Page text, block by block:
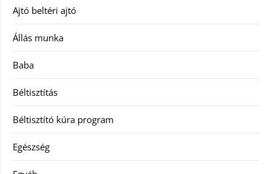
Ajtó beltéri ajtó
Állás munka
Baba
Béltisztítás
Béltisztító kúra program
Egészség